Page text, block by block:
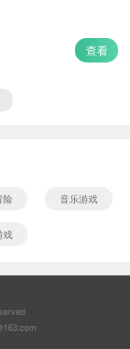
查看
险 音乐游戏
戏